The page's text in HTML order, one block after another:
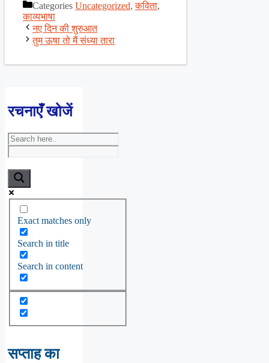
ShareCategories Uncategorized,कविता,
काव्यभाषा
नए दिन की शुरुआत
तुम ऊषा तो मैं संध्या तारा
रचनाएँ खोजें
Exact matches only
Search in title
Search in content
सप्ताह का